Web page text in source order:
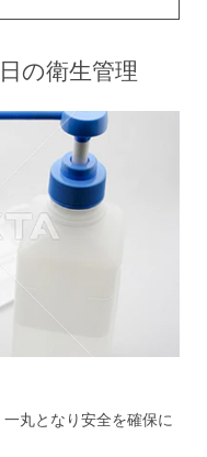
の衛生管理
丸となり安全を確保に